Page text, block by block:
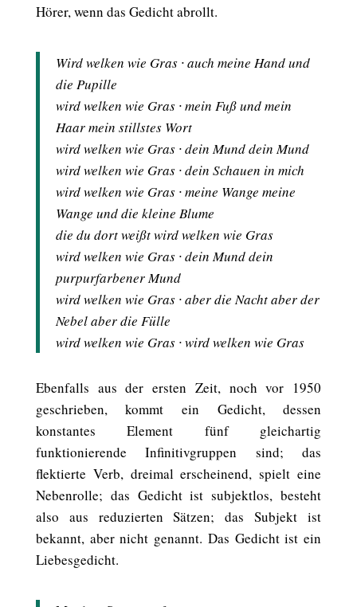
Hörer, wenn das Gedicht abrollt.
Wird welken wie Gras ∙ auch meine Hand und
die Pupille
wird welken wie Gras ∙ mein Fuß und mein
Haar mein stillstes Wort
wird welken wie Gras ∙ dein Mund dein Mund
wird welken wie Gras ∙ dein Schauen in mich
wird welken wie Gras ∙ meine Wange meine
Wange und die kleine Blume
die du dort weißt wird welken wie Gras
wird welken wie Gras ∙ dein Mund dein
purpurfarbener Mund
wird welken wie Gras ∙ aber die Nacht aber der
Nebel aber die Fülle
wird welken wie Gras ∙ wird welken wie Gras
Ebenfalls aus der ersten Zeit, noch vor 1950
geschrieben, kommt ein Gedicht, dessen
konstantes Element fünf gleichartig
funktionierende Infinitivgruppen sind; das
flektierte Verb, dreimal erscheinend, spielt eine
Nebenrolle; das Gedicht ist subjektlos, besteht
also aus reduzierten Sätzen; das Subjekt ist
bekannt, aber nicht genannt. Das Gedicht ist ein
Liebesgedicht.